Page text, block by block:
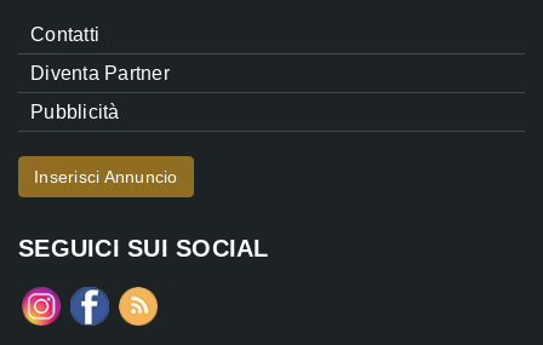
Contatti
Diventa Partner
Pubblicità
Inserisci Annuncio
SEGUICI SUI SOCIAL